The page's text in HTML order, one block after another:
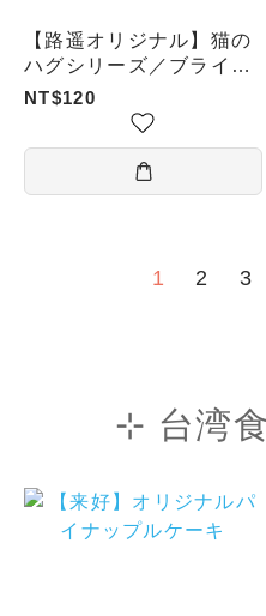
【路遥オリジナル】猫の
ハグシリーズ／ブライン
ドボックス
NT$120
1 2 3
⊹ 台湾